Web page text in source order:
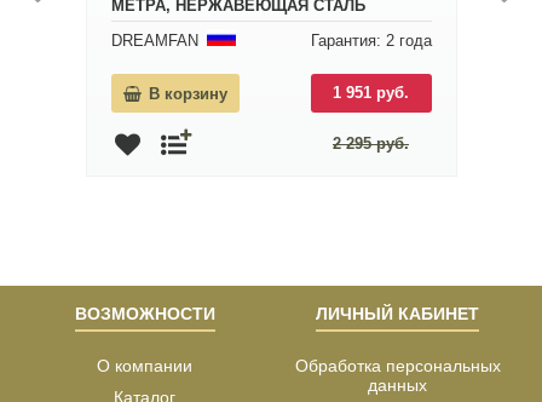
МЕТРА, НЕРЖАВЕЮЩАЯ СТАЛЬ
DREAMFAN
Гарантия: 2 года
1 951 руб.
2 295 руб.
В корзину
ВОЗМОЖНОСТИ
О компании
Каталог
ЛИЧНЫЙ КАБИНЕТ
Обработка персональных
данных